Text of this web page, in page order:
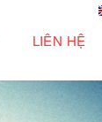
LIÊN HỆ